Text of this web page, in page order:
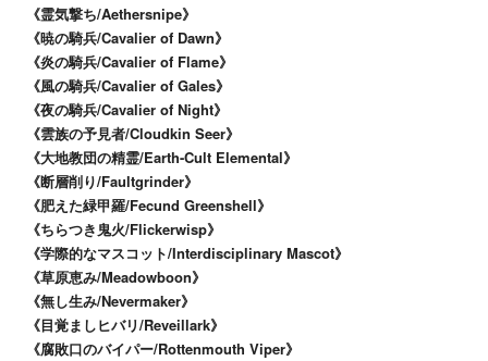
《霊気撃ち/Aethersnipe》
《暁の騎兵/Cavalier of Dawn》
《炎の騎兵/Cavalier of Flame》
《風の騎兵/Cavalier of Gales》
《夜の騎兵/Cavalier of Night》
《雲族の予見者/Cloudkin Seer》
《大地教団の精霊/Earth-Cult Elemental》
《断層削り/Faultgrinder》
《肥えた緑甲羅/Fecund Greenshell》
《ちらつき鬼火/Flickerwisp》
《学際的なマスコット/Interdisciplinary Mascot》
《草原恵み/Meadowboon》
《無し生み/Nevermaker》
《目覚ましヒバリ/Reveillark》
《腐敗口のバイパー/Rottenmouth Viper》